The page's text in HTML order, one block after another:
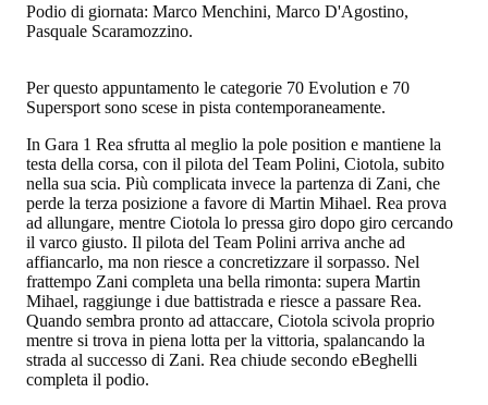
Podio di giornata: Marco Menchini, Marco D'Agostino,
Pasquale Scaramozzino.
Per questo appuntamento le categorie 70 Evolution e 70
Supersport sono scese in pista contemporaneamente.
In Gara 1 Rea sfrutta al meglio la pole position e mantiene la
testa della corsa, con il pilota del Team Polini, Ciotola, subito
nella sua scia. Più complicata invece la partenza di Zani, che
perde la terza posizione a favore di Martin Mihael. Rea prova
ad allungare, mentre Ciotola lo pressa giro dopo giro cercando
il varco giusto. Il pilota del Team Polini arriva anche ad
affiancarlo, ma non riesce a concretizzare il sorpasso. Nel
frattempo Zani completa una bella rimonta: supera Martin
Mihael, raggiunge i due battistrada e riesce a passare Rea.
Quando sembra pronto ad attaccare, Ciotola scivola proprio
mentre si trova in piena lotta per la vittoria, spalancando la
strada al successo di Zani. Rea chiude secondo eBeghelli
completa il podio.